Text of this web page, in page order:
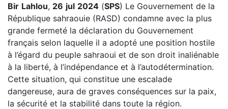
Bir Lahlou, 26 jul 2024 (SPS) Le Gouvernement de la
République sahraouie (RASD) condamne avec la plus
grande fermeté la déclaration du Gouvernement
français selon laquelle il a adopté une position hostile
à l’égard du peuple sahraoui et de son droit inaliénable
à la liberté, à l’indépendance et à l’autodétermination.
Cette situation, qui constitue une escalade
dangereuse, aura de graves conséquences sur la paix,
la sécurité et la stabilité dans toute la région.